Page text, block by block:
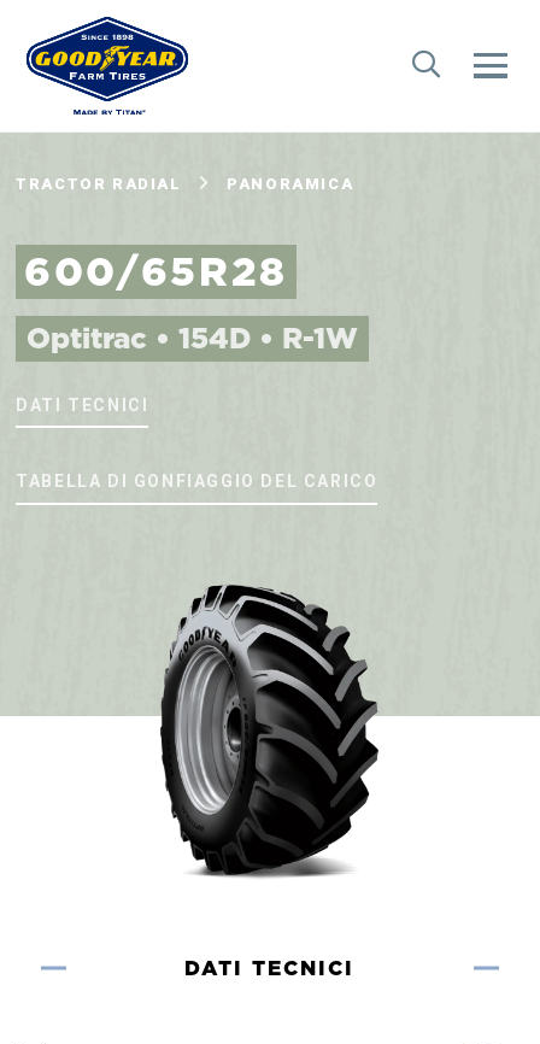
TRACTOR RADIAL PANORAMICA
600/65R28
Optitrac • 154D • R-1W
DATI TECNICI
TABELLA DI GONFIAGGIO DEL CARICO
DATI TECNICI